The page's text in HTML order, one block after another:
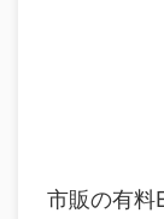
市販の有料